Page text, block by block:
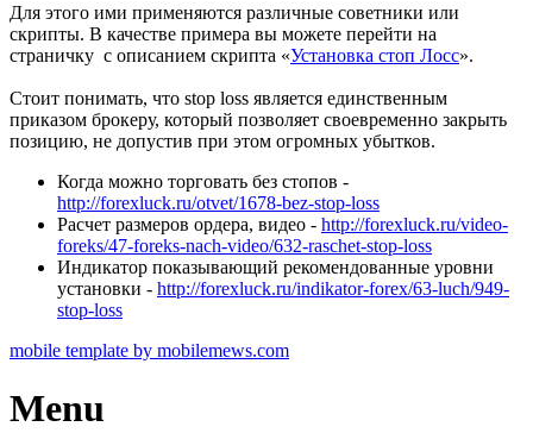
Для этого ими применяются различные советники или
скрипты. В качестве примера вы можете перейти на
страничку с описанием скрипта «Установка стоп Лосс».
Стоит понимать, что stop loss является единственным
приказом брокеру, который позволяет своевременно закрыть
позицию, не допустив при этом огромных убытков.
Когда можно торговать без стопов -
http://forexluck.ru/otvet/1678-bez-stop-loss
Расчет размеров ордера, видео - http://forexluck.ru/video-
foreks/47-foreks-nach-video/632-raschet-stop-loss
Индикатор показывающий рекомендованные уровни
установки - http://forexluck.ru/indikator-forex/63-luch/949-
stop-loss
mobile template by mobilemews.com
Menu